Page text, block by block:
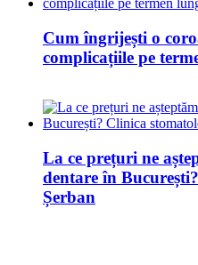
Cum îngrijești o
complicațiile pe
La ce prețuri ne
dentare în
Șerban